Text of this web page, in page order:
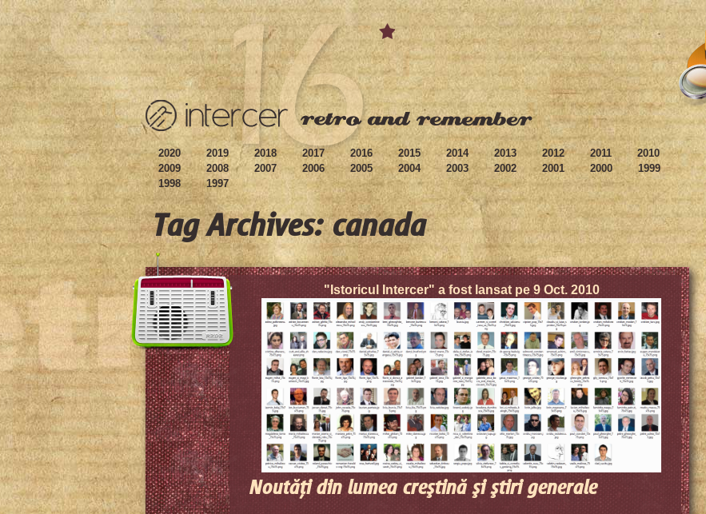
2020 2019 2018 2017 2016 2015 2014 2013 2012 2011
2010
2009
2008 2007 2006 2005 2004 2003 2002 2001 2000
1999
1998
1997
Tag Archives: canada
"Istoricul Intercer" a fost lansat pe 9 Oct. 2010
Noutăţi din lumea creştină şi ştiri generale